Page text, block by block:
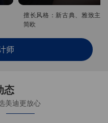
擅长风格：新古典、雅致主
简欧
师
态
美迪更放心